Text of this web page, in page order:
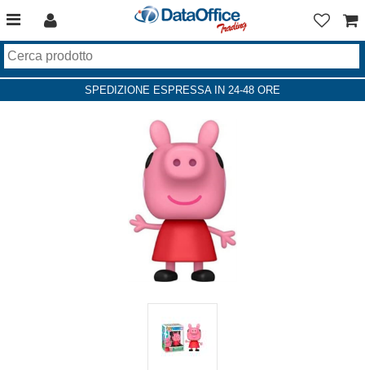
SPEDIZIONE ESPRESSA IN 24-48 ORE